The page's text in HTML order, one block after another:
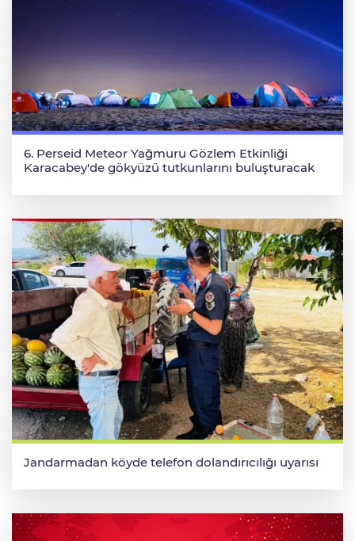
6. Perseid Meteor Yağmuru Gözlem Etkinliği
Karacabey'de gökyüzü tutkunlarını buluşturacak
Jandarmadan köyde telefon dolandırıcılığı uyarısı